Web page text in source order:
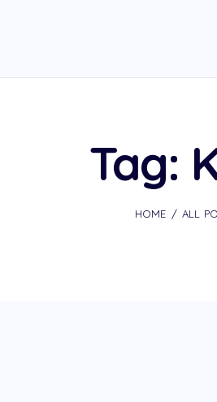
Tag:
HOME ALL